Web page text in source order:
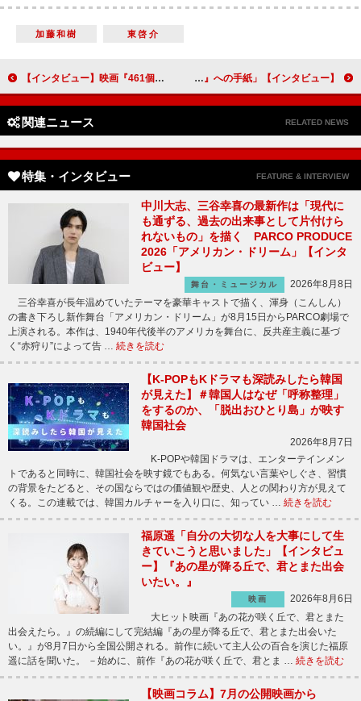
加藤和樹 東啓介
【インタビュー】映画『461個のおべんとう』森七菜 躍進に納得。あどけない表情に隠されたタフな本質 【インタビュー】「Op.110 ベートーヴェン『不滅の恋人』への手紙」一路真輝「新しい世界の舞台をみんなで体感しましょう」
関連ニュース RELATED NEWS
特集・インタビュー FEATURE & INTERVIEW
中川大志、三谷幸喜の最新作は「現代に
も通ずる、過去の出来事として片付けら
れないもの」を描く PARCO PRODUCE
2026「アメリカン・ドリーム」【インタ
ビュー】
舞台・ミュージカル
2026年8月8日
三谷幸喜が長年温めていたテーマを豪華キャストで描く、渾身（こんしん）
の書き下ろし新作舞台「アメリカン・ドリーム」が8月15日からPARCO劇場で
上演される。本作は、1940年代後半のアメリカを舞台に、反共産主義に基づ
く“赤狩り”によって告 … 続きを読む
【K-POPもKドラマも深読みしたら韓国
が見えた】＃韓国人はなぜ「呼称整理」
をするのか、「脱出おひとり島」が映す
韓国社会
2026年8月7日
K-POPや韓国ドラマは、エンターテインメン
トであると同時に、韓国社会を映す鏡でもある。何気ない言葉やしぐさ、習慣
の背景をたどると、その国ならではの価値観や歴史、人との関わり方が見えて
くる。この連載では、韓国カルチャーを入り口に、知ってい … 続きを読む
福原遥「自分の大切な人を大事にして生
きていこうと思いました」【インタビュ
ー】『あの星が降る丘で、君とまた出会
いたい。』
映画
2026年8月6日
大ヒット映画『あの花が咲く丘で、君とまた
出会えたら。』の続編にして完結編『あの星が降る丘で、君とまた出会いた
い。』が8月7日から全国公開される。前作に続いて主人公の百合を演じた福原
遥に話を聞いた。 －始めに、前作『あの花が咲く丘で、君とま … 続きを読む
【映画コラム】7月の公開映画から